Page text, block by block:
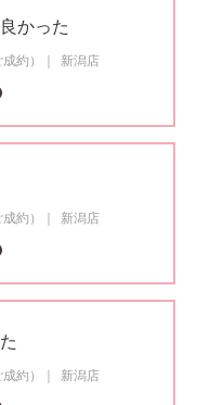
かった
約）
新潟店
約）
新潟店
約）
新潟店